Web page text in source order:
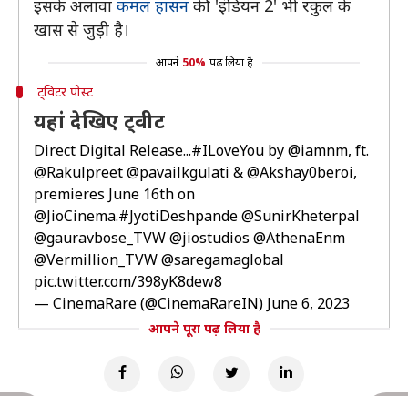
इसके अलावा कमल हासन की 'इंडियन 2' भी रकुल के
खास से जुड़ी है।
आपने 50% पढ़ लिया है
ट्विटर पोस्ट
यहां देखिए ट्वीट
Direct Digital Release...#ILoveYou by@iamnm, ft.
@Rakulpreet@pavailkgulati &@Akshay0beroi,
premieres June 16th on
@JioCinema.#JyotiDeshpande@SunirKheterpal
@gauravbose_TVW@jiostudios @AthenaEnm
@Vermillion_TVW@saregamaglobal
pic.twitter.com/398yK8dew8
— CinemaRare (@CinemaRareIN) June 6, 2023
आपने पूरा पढ़ लिया है